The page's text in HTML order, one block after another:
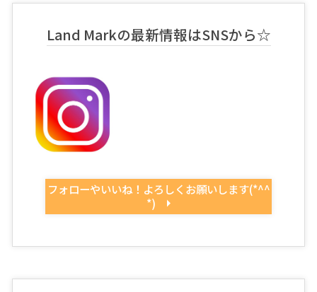
Land Markの最新情報はSNSから☆
フォローやいいね！よろしくお願いします(*^^
*)